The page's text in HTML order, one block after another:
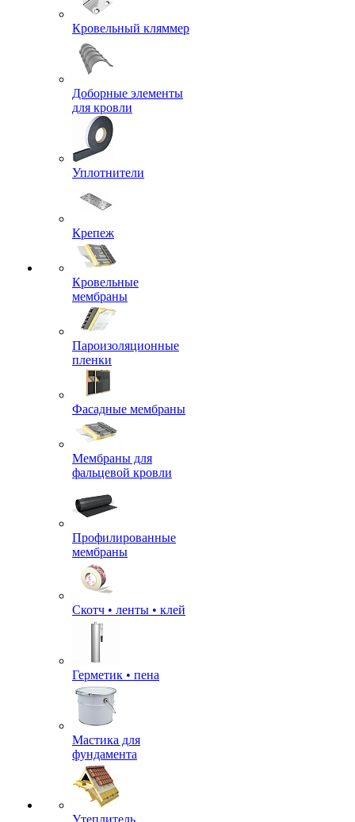
Кровельный кляммер
Доборные элементы
для кровли
Уплотнители
Крепеж
Кровельные
мембраны
Пароизоляционные
пленки
Фасадные мембраны
Мембраны для
фальцевой кровли
Профилированные
мембраны
Скотч • ленты • клей
Герметик • пена
Мастика для
фундамента
Утеплитель